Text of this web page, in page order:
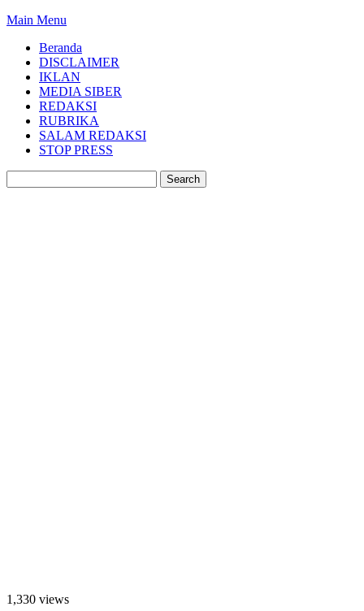
Main Menu
Beranda
DISCLAIMER
IKLAN
MEDIA SIBER
REDAKSI
RUBRIKA
SALAM REDAKSI
STOP PRESS
1,330 views